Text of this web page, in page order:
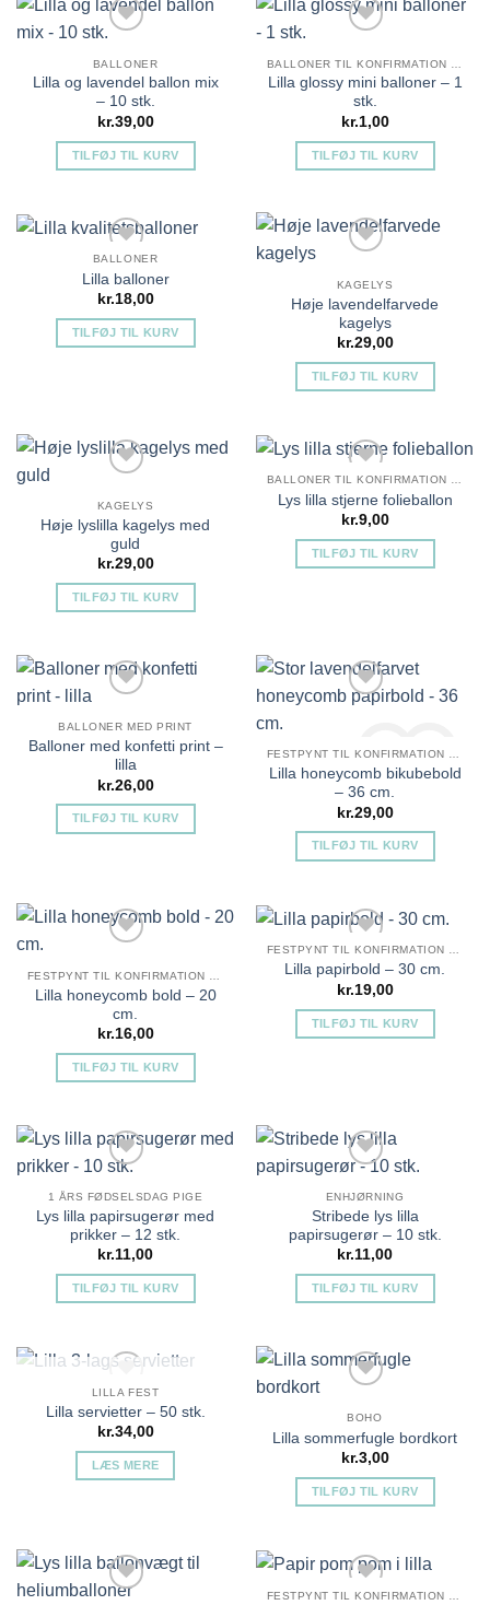
BALLONER
Lilla og lavendel ballon mix
– 10 stk.
kr.39,00
TILFØJ TIL KURV
Lilla glossy mini balloner – 1
stk.
kr.1,00
TILFØJ TIL KURV
BALLONER
Lilla balloner
kr.18,00
TILFØJ TIL KURV
KAGELYS
Høje lavendelfarvede
kagelys
kr.29,00
TILFØJ TIL KURV
KAGELYS
Høje lyslilla kagelys med
guld
kr.29,00
TILFØJ TIL KURV
BALLONER TIL KONFIRMATION PIGE
Lys lilla stjerne folieballon
kr.9,00
TILFØJ TIL KURV
BALLONER MED PRINT
Balloner med konfetti print –
lilla
kr.26,00
TILFØJ TIL KURV
Tilføj til ønskeliste
FESTPYNT TIL KONFIRMATION PIGE
Lilla honeycomb bikubebold
– 36 cm.
kr.29,00
TILFØJ TIL KURV
Lilla honeycomb bold – 20
cm.
kr.16,00
TILFØJ TIL KURV
Lilla papirbold – 30 cm.
kr.19,00
TILFØJ TIL KURV
1 ÅRS FØDSELSDAG PIGE
Lys lilla papirsugerør med
prikker – 12 stk.
kr.11,00
TILFØJ TIL KURV
ENHJØRNING
Stribede lys lilla
papirsugerør – 10 stk.
kr.11,00
TILFØJ TIL KURV
IKKE PÅ LAGER
LILLA FEST
Lilla servietter – 50 stk.
kr.34,00
LÆS MERE
BOHO
Lilla sommerfugle bordkort
kr.3,00
TILFØJ TIL KURV